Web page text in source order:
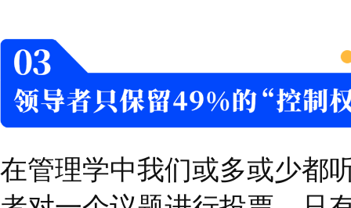
4种有效措施
她独有的优势。